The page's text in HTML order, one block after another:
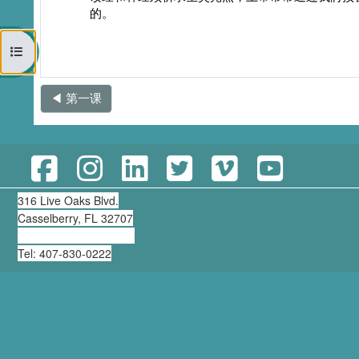
打开课程索引
的。
◀︎ 第一课
316 Live Oaks Blvd.
Casselberry, FL 32707
Tel: 407-830-0222